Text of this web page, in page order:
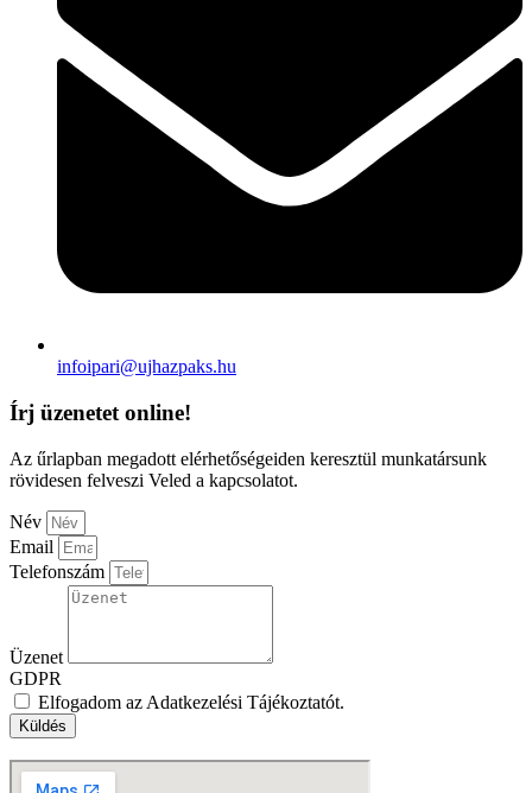
infoipari@ujhazpaks.hu
Írj üzenetet online!
Az űrlapban megadott elérhetőségeiden keresztül munkatársunk
rövidesen felveszi Veled a kapcsolatot.
Név
Email
Telefonszám
Üzenet
GDPR
Elfogadom az Adatkezelési Tájékoztatót.
Küldés